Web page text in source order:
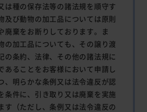
は種の保存法等の諸法規を順守す
及び動物の加工品については原則
廃棄をお断りしております。ま
の加工品についても、その譲り渡
の条約、法律、その他の諸法規に
あることをお客様において申請し
、明らかな条例又は法令違反が認
条件に、引き取り又は廃棄を実施
す（ただし、条例又は法令違反の